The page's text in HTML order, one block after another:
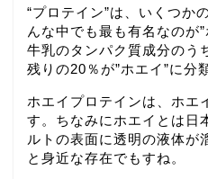
“プロテイン”は、いくつか
んな中でも最も有名なのが
牛乳のタンパク質成分のう
残りの20％が”ホエイ”に分
ホエイプロテインは、ホエ
す。ちなみにホエイとは日
ルトの表面に透明の液体が
と身近な存在でもすね。